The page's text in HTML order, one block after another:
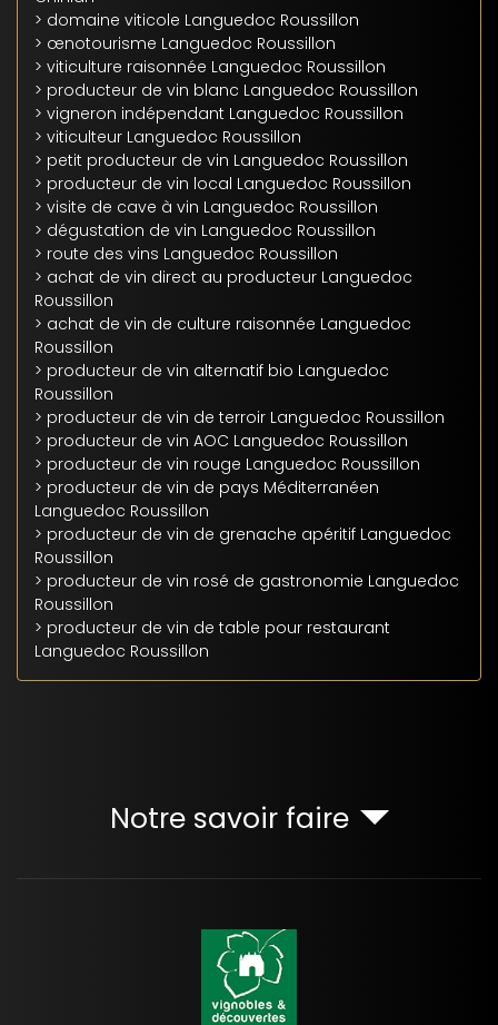
> domaine viticole Languedoc Roussillon
> œnotourisme Languedoc Roussillon
> viticulture raisonnée Languedoc Roussillon
> producteur de vin blanc Languedoc Roussillon
> vigneron indépendant Languedoc Roussillon
> viticulteur Languedoc Roussillon
> petit producteur de vin Languedoc Roussillon
> producteur de vin local Languedoc Roussillon
> visite de cave à vin Languedoc Roussillon
> dégustation de vin Languedoc Roussillon
> route des vins Languedoc Roussillon
> achat de vin direct au producteur Languedoc
Roussillon
> achat de vin de culture raisonnée Languedoc
Roussillon
> producteur de vin alternatif bio Languedoc
Roussillon
> producteur de vin de terroir Languedoc Roussillon
> producteur de vin AOC Languedoc Roussillon
> producteur de vin rouge Languedoc Roussillon
> producteur de vin de pays Méditerranéen
Languedoc Roussillon
> producteur de vin de grenache apéritif Languedoc
Roussillon
> producteur de vin rosé de gastronomie Languedoc
Roussillon
> producteur de vin de table pour restaurant
Languedoc Roussillon
Notre savoir faire